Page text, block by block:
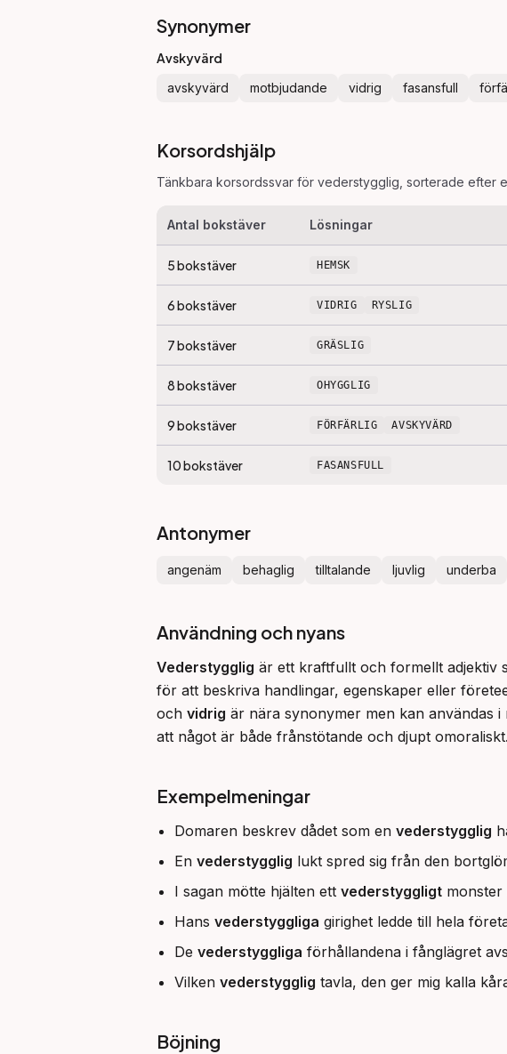
Synonymer
Avskyvärd
avskyvärd motbjudande vidrig fasansfull
Korsordshjälp
Tänkbara korsordssvar för vederstygglig , sorterade efter
Antal bokstäver Lösningar
5bokstäver HEMSK
6bokstäver VIDRIG RYSLIG
7bokstäver GRÄSLIG
8bokstäver OHYGGLIG
9bokstäver FÖRFÄRLIG AVSKYVÄRD
10bokstäver FASANSFULL
Antonymer
angenäm behaglig tilltalande ljuvlig underba
Användning och nyans
Vederstygglig är ett kraftfullt och formellt adjektiv
för att beskriva handlingar, egenskaper eller
och vidrig är nära synonymer men kan användas
att något är både frånstötande och djupt omoraliskt.
Exempelmeningar
Domaren beskrev dådet som en vederstygglig
En vederstygglig lukt spred sig från den
I sagan mötte hjälten ett vederstyggligt monster
Hans vederstyggliga girighet ledde till hela
De vederstyggliga förhållandena i fånglägret
Vilken vederstygglig tavla, den ger mig kalla
Böjning